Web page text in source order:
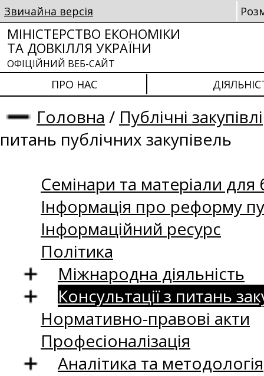
Звичайна версія
МІНІСТЕРСТВО ЕКОНОМІКИ
ТА ДОВКІЛЛЯ УКРАЇНИ
ОФІЦІЙНИЙ ВЕБ-САЙТ
ПРО НАС
Головна / Публічні закупівлі
питань публічних закупівель
Семінари та матеріали для
Інформація про реформу
Інформаційний ресурс
Політика
Міжнародна діяльність
Консультації з питань
Нормативно-правові акти
Професіоналізація
Аналітика та методологія